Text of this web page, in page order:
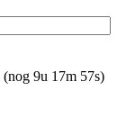
(nog 9u 17m 57s)